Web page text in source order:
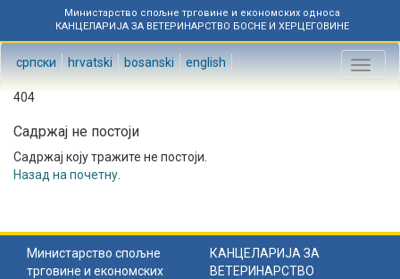
Министарство спољне трговине и економских односа
КАНЦЕЛАРИЈА ЗА ВЕТЕРИНАРСТВО БОСНЕ И ХЕРЦЕГОВИНЕ
српски hrvatski bosanski english
Toggle
404
Садржај не постоји
Садржај коју тражите не постоји.
Назад на почетну
Министарство спољне
трговине и економских
КАНЦЕЛАРИЈА ЗА
ВЕТЕРИНАРСТВО